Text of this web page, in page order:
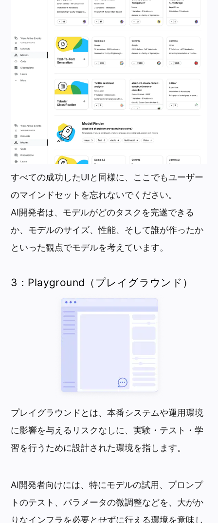
すべての成功したUIと同様に、ここでもユーザー
のマインドセットを忘れないでください。
AI開発者は、モデルがどのタスクを完遂できる
か、モデルのサイズ、性能、そして誰が作ったか
といった観点でモデルを考えています。
3：Playground（プレイグラウンド）
プレイグラウンドとは、本番システムや運用環境
に影響を与えるリスクなしに、実験・テスト・学
習を行うために設計された環境を指します。
AI開発者向けには、特にモデルの試用、プロンプ
トのテスト、パラメータの微調整などを、大がか
りなインフラを必要とせずに行える環境を意味し